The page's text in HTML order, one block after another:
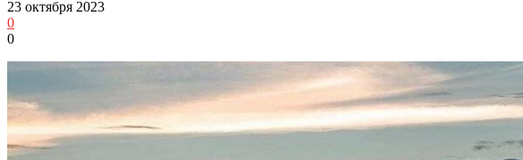
23 октября 2023
0
0